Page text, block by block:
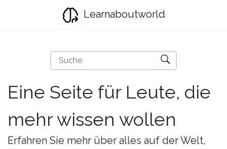
Learnaboutworld
Eine Seite für Leute, die
mehr wissen wollen
Erfahren Sie mehr über alles auf der Welt,